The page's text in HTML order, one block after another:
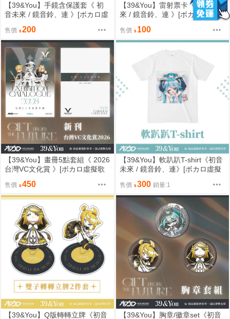
【39&You】手鏡含保護套《 初
音未來 / 鏡音鈴、連 》[ボカロ虛
e future/リン /レン/ミク]
售價 200
【39&You】雷射票卡《 初音未
來 / 鏡音鈴、連 》[ボカロ虛擬歌
姬交流會 / Miku / gift from the fut
ure/リン /レン/ミク]
售價 100
【39&You】畫冊5點套組《 2026
台灣VC文化賞 》[ボカロ虛擬歌
ure/リン /レン/ミク]
售價 450
【39&You】軟趴趴T-shirt《初音
未來 / 鏡音鈴、連》[ボカロ虛擬
future/リン /レン/ミク]
售價 300 銷量:1
【39&You】Q版轉轉立牌《初音 【39&You】胸章/徽章set《初音